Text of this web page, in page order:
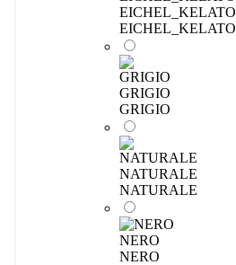
EICHEL_KELATO
EICHEL_KELATO
GRIGIO
GRIGIO
NATURALE
NATURALE
NERO
NERO